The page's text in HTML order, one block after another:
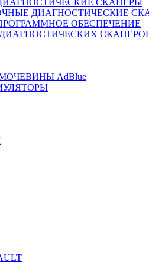
СКАНЕРЫ
ДИАГНОСТИЧЕСКИЕ
ОБЕСПЕЧЕНИЕ
АdBlue